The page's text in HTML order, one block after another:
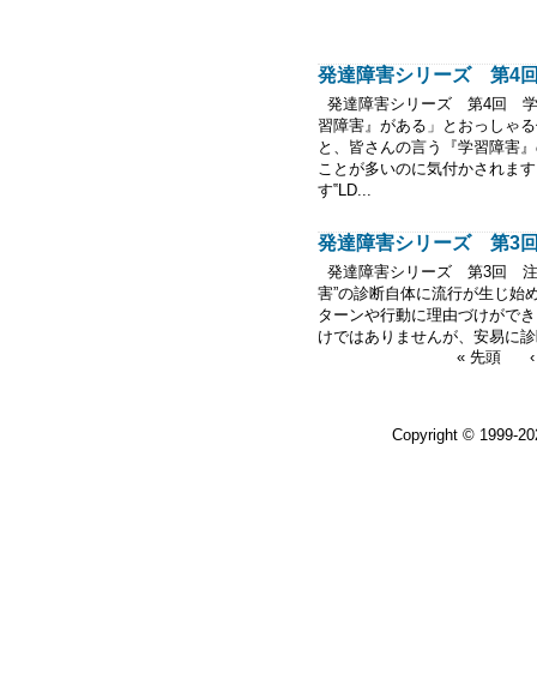
発達障害シリーズ 第4
発達障害シリーズ 第4回
習障害』がある」とおっしゃ
と、皆さんの言う『学習障害
ことが多いのに気付かされま
す‟LD...
発達障害シリーズ 第3
発達障害シリーズ 第3回 注
害”の診断自体に流行が生じ始
ターンや行動に理由づけがで
けではありませんが、安易に
« 先頭
Copyright © 1999-